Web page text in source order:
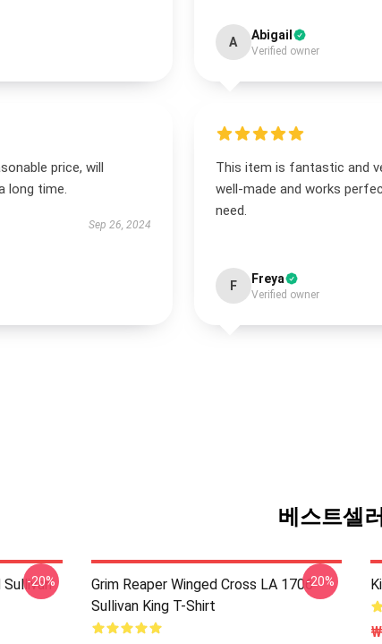
A Abigail
Verified owner
price, will
long time.
Sep 26, 2024
This item is fantastic and
well-made and works
need.
F Freya
Verified owner
베스트셀
-20%
Grim Reaper Winged Cross LA 1706
Sullivan King T-Shirt
-20%